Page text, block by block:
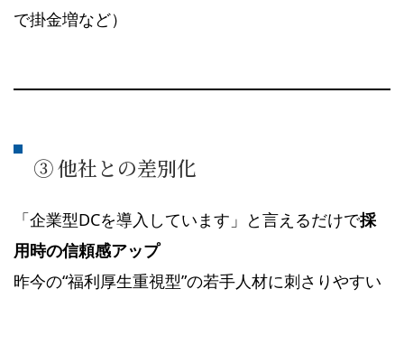
で掛金増など）
③ 他社との差別化
「企業型DCを導入しています」と言えるだけで採
用時の信頼感アップ
昨今の“福利厚生重視型”の若手人材に刺さりやすい